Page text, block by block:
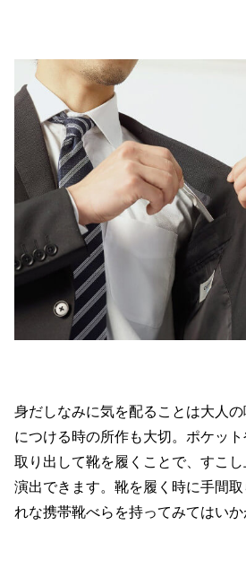
身だしなみに気を配ることは大人
につける時の所作も大切。ポケッ
取り出して靴を履くことで、すこ
演出できます。靴を履く時に手間
れな携帯靴べらを持ってみてはいか